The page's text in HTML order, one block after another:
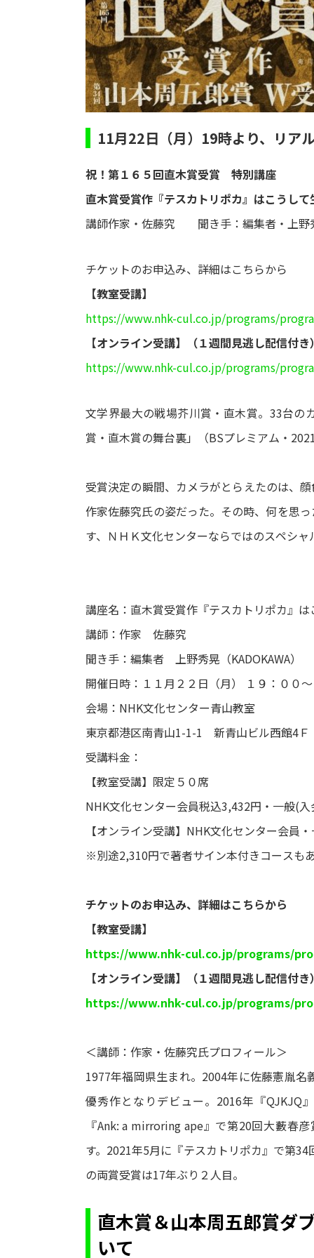
11月22日（月）19時より、リア
祝！第１６５回直木賞受賞 特別講座
直木賞受賞作『テスカトリポカ』はこうして
講師作家・佐藤究 聞き手：編集者・上野
チケットのお申込み、詳細はこちらから
【教室受講】
https://www.nhk-cul.co.jp/programs/
【オンライン受講】（１週間見逃し配信付き
https://www.nhk-cul.co.jp/programs/
文学界最大の戦場芥川賞・直木賞。33台
賞・直木賞の舞台裏」（BSプレミアム・
受賞決定の瞬間、カメラがとらえたのは、
作家佐藤究氏の姿だった。その時、何を思
す、ＮＨＫ文化センターならではのスペシャ
講座名：直木賞受賞作『テスカトリポカ』
講師：作家 佐藤究
聞き手：編集者 上野秀晃（KADOKAWA）
開催日時：１１月２２日（月） １９：００
会場：NHK文化センター青山教室
東京都港区南青山1-1-1 新青山ビル西館4Ｆ
受講料金：
【教室受講】限定５０席
NHK文化センター会員税込3,432円・一般(
【オンライン受講】NHK文化センター会員
※別途2,310円で著者サイン本付きコースも
チケットのお申込み、詳細はこちらから
【教室受講】
https://www.nhk-cul.co.jp/programs/
【オンライン受講】（１週間見逃し配信付き
https://www.nhk-cul.co.jp/programs/
＜講師：作家・佐藤究氏プロフィール＞
1977年福岡県生まれ。2004年に佐藤憲胤
優秀作となりデビュー。2016年『QJKJQ
『Ank: a mirroring ape』で第20回大藪春
す。2021年5月に『テスカトリポカ』で第
の両賞受賞は17年ぶり２人目。
直木賞＆山本周五郎賞ダ
いて